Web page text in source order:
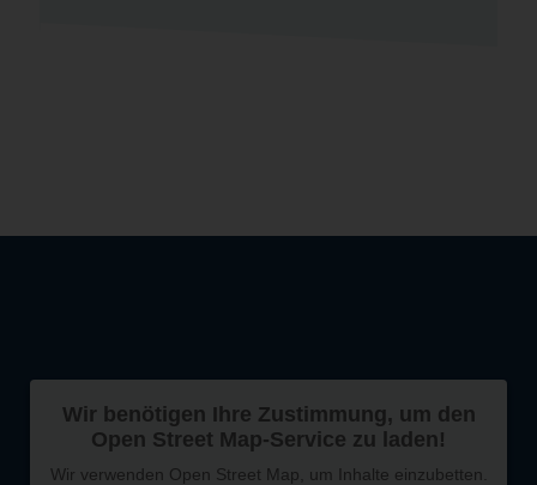
Wir benötigen Ihre Zustimmung, um den
Open Street Map-Service zu laden!
Wir verwenden Open Street Map, um Inhalte einzubetten.